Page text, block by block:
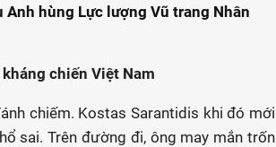
hùng Lực lượng Vũ trang Nhân
chiến Việt Nam
chiếm. Kostas Sarantidis khi đó mới
sai. Trên đường đi, ông may mắn trốn